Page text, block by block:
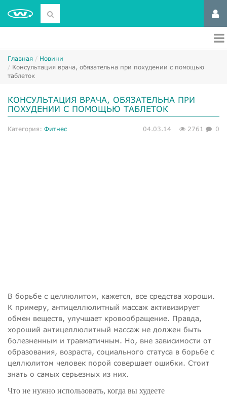
Главная
Новини
Консультация врача, обязательна при похудении с помощью
таблеток
КОНСУЛЬТАЦИЯ ВРАЧА, ОБЯЗАТЕЛЬНА ПРИ
ПОХУДЕНИИ С ПОМОЩЬЮ ТАБЛЕТОК
Категория: Фитнес 04.03.14 2761 0
В борьбе с целлюлитом, кажется, все средства хороши.
К примеру, антицеллюлитный массаж активизирует
обмен веществ, улучшает кровообращение. Правда,
хороший антицеллюлитный массаж не должен быть
болезненным и травматичным. Но, вне зависимости от
образования, возраста, социального статуса в борьбе с
целлюлитом человек порой совершает ошибки. Стоит
знать о самых серьезных из них.
Что не нужно использовать, когда вы худеете